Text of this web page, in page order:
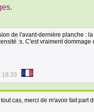
de l'avant-dernière planche :
:s. C'est vraiment
cas, merci de m'avoir fait part